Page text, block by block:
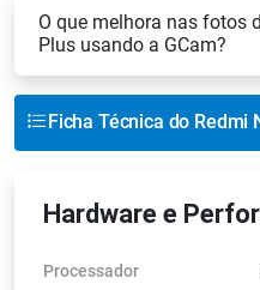
O que melhora nas fotos
Plus usando a GCam?
Ficha Técnica do Redmi
Hardware e
Processador